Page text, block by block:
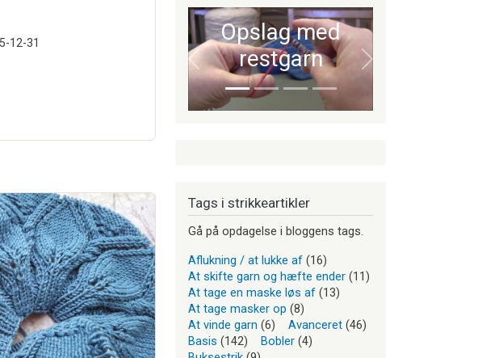
12-31
Opslag med
restgarn
Forrige Næste
Tags i strikkeartikler
Gå på opdagelse i bloggens tags.
Aflukning / at lukke af (16)
At skifte garn og hæfte ender (11)
At tage en maske løs af (13)
At tage masker op (8)
At vinde garn (6) Avanceret (46)
Basis (142) Bobler (4)